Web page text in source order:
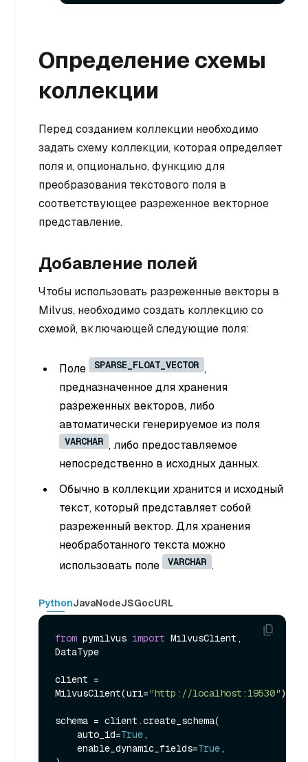
Определение схемы
коллекции
Перед созданием коллекции необходимо
задать схему коллекции, которая определяет
поля и, опционально, функцию для
преобразования текстового поля в
соответствующее разреженное векторное
представление.
Добавление полей
Чтобы использовать разреженные векторы в
Milvus, необходимо создать коллекцию со
схемой, включающей следующие поля:
Поле SPARSE_FLOAT_VECTOR ,
предназначенное для хранения
разреженных векторов, либо
автоматически генерируемое из поля
VARCHAR , либо предоставляемое
непосредственно в исходных данных.
Обычно в коллекции хранится и исходный
текст, который представляет собой
разреженный вектор. Для хранения
необработанного текста можно
использовать поле
VARCHAR .
PythonJavaNodeJSGocURL
from pymilvus import MilvusClient,
DataType
client =
MilvusClient(uri="http://localhost:19530")
schema = client.create_schema(
    auto_id=
True,
    enable_dynamic_fields=
True,